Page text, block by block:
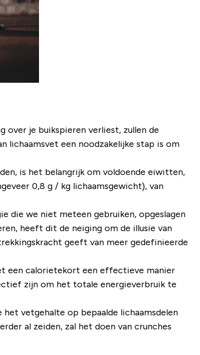
over je buikspieren verliest, zullen de
lichaamsvet een noodzakelijke stap is om
is het belangrijk om voldoende eiwitten,
0,8 g / kg lichaamsgewicht), van
die we niet meteen gebruiken, opgeslagen
heeft dit de neiging om de illusie van
geeft van meer gedefinieerde
een calorietekort een effectieve manier
zijn om het totale energieverbruik te
vetgehalte op bepaalde lichaamsdelen
al zeiden, zal het doen van crunches